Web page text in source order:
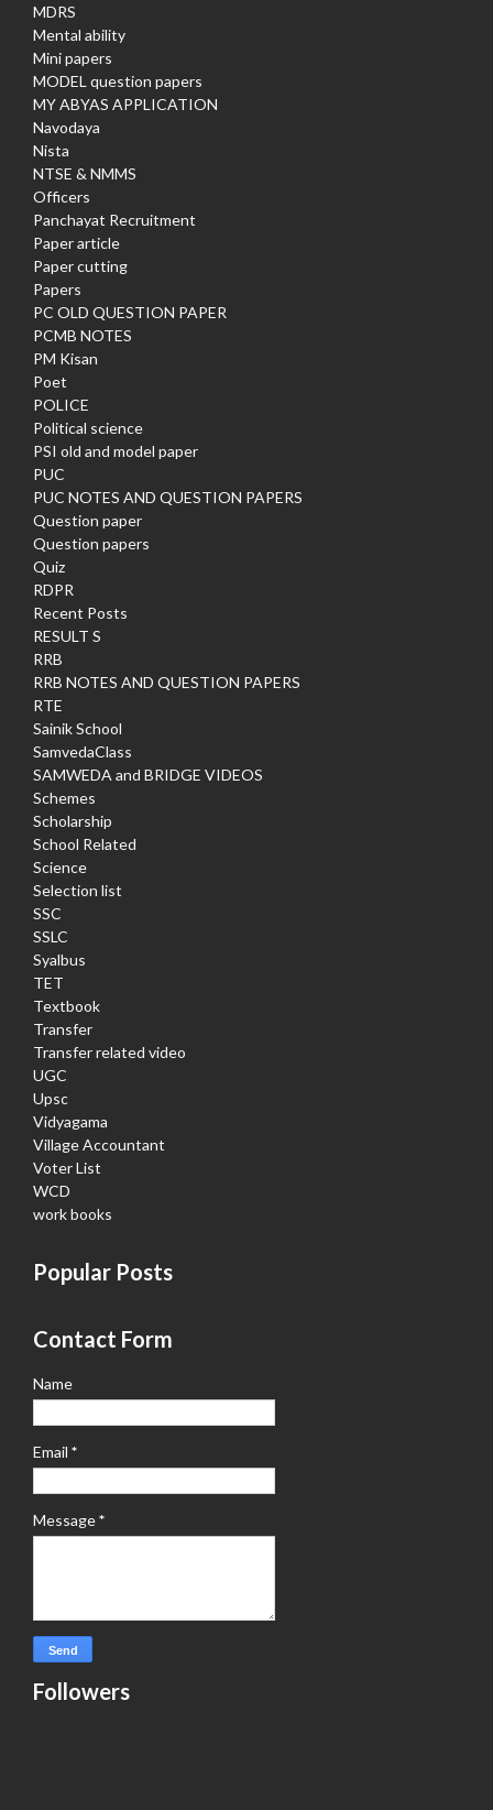
MDRS
Mental ability
Mini papers
MODEL question papers
MY ABYAS APPLICATION
Navodaya
Nista
NTSE & NMMS
Officers
Panchayat Recruitment
Paper article
Paper cutting
Papers
PC OLD QUESTION PAPER
PCMB NOTES
PM Kisan
Poet
POLICE
Political science
PSI old and model paper
PUC
PUC NOTES AND QUESTION PAPERS
Question paper
Question papers
Quiz
RDPR
Recent Posts
RESULT S
RRB
RRB NOTES AND QUESTION PAPERS
RTE
Sainik School
SamvedaClass
SAMWEDA and BRIDGE VIDEOS
Schemes
Scholarship
School Related
Science
Selection list
SSC
SSLC
Syalbus
TET
Textbook
Transfer
Transfer related video
UGC
Upsc
Vidyagama
Village Accountant
Voter List
WCD
work books
Popular Posts
Contact Form
Name
Email *
Message*
Followers